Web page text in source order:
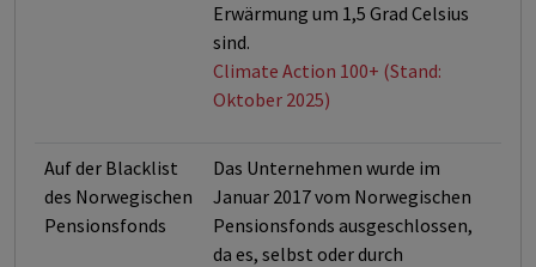
Erwärmung um 1,5 Grad Celsius
sind.
Climate Action 100+ (Stand:
Oktober 2025)
Auf der Blacklist
des Norwegischen
Pensionsfonds
Das Unternehmen wurde im
Januar 2017 vom Norwegischen
Pensionsfonds ausgeschlossen,
da es, selbst oder durch